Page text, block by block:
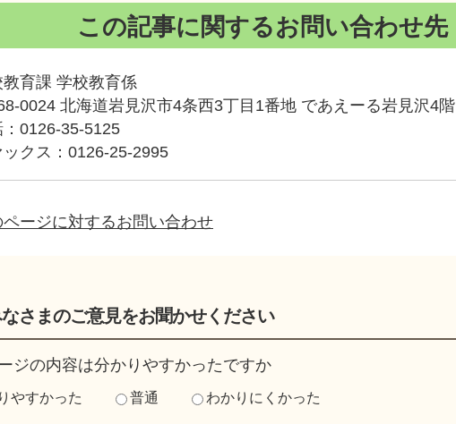
この記事に関するお問い合わせ先
育課 学校教育係
0024 北海道岩見沢市4条西3丁目1番地 であえーる岩見沢4階
：0126-35-5125
ックス：0126-25-2995
ページに対するお問い合わせ
さまのご意見をお聞かせください
ジの内容は分かりやすかったですか
やすかった 普通 わかりにくかった